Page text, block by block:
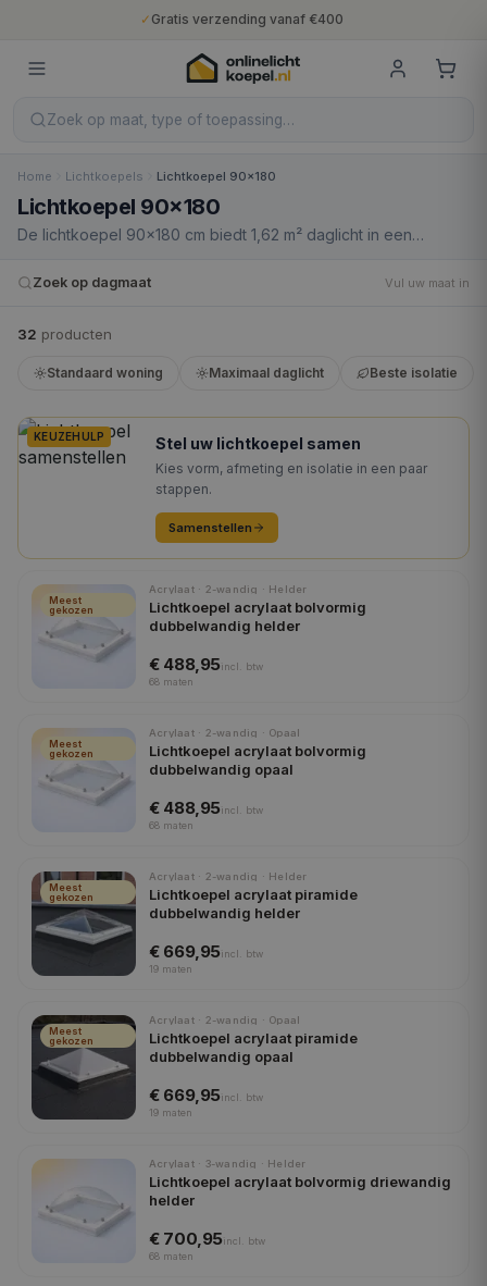
✓ Gratis verzending vanaf €400
10 jaar fabrieksgarantie
Nederlandse productie
Zoek op maat, type of toepassing…
Home Lichtkoepels Lichtkoepel 90x180
Lichtkoepel 90x180
De lichtkoepel 90×180 cm biedt 1,62 m² daglicht in een
Dit model creëert een lichtstraat-effect in smalle ruimtes: een
grotere rechthoekige koepels die nog in smalle daken
passen.
Zoek op dagmaat Vul uw maat in
32 producten
Standaard woning Maximaal daglicht Beste isolatie
KEUZEHULP Stel uw lichtkoepel samen
Kies vorm, afmeting en isolatie in een paar
stappen.
Samenstellen
Meest
gekozen
Acrylaat · 2-wandig · Helder
Lichtkoepel acrylaat bolvormig
dubbelwandig helder
€ 488,95incl.
btw
68 maten
Meest
gekozen
Acrylaat · 2-wandig · Opaal
Lichtkoepel acrylaat bolvormig
dubbelwandig opaal
€ 488,95incl.
btw
68 maten
Meest
gekozen
Acrylaat · 2-wandig · Helder
Lichtkoepel acrylaat piramide
dubbelwandig helder
€ 669,95incl.
btw
19 maten
Meest
gekozen
Acrylaat · 2-wandig · Opaal
Lichtkoepel acrylaat piramide
dubbelwandig opaal
€ 669,95incl.
btw
19 maten
Acrylaat · 3-wandig · Helder
Lichtkoepel acrylaat bolvormig driewandig
helder
€ 700,95incl.
btw
68 maten